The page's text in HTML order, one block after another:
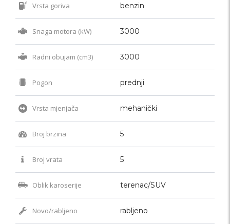
Vrsta goriva benzin
Snaga motora (kW) 3000
Radni obujam (cm3) 3000
Pogon prednji
Vrsta mjenjača mehanički
Broj brzina 5
Broj vrata 5
Oblik karoserije terenac/SUV
Novo/rabljeno rabljeno